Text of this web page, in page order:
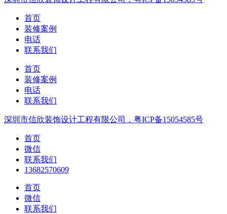
首页
装修案例
电话
联系我们
首页
装修案例
电话
联系我们
深圳市信欣装饰设计工程有限公司，粤ICP备15054585号
首页
微信
联系我们
13682570609
首页
微信
联系我们